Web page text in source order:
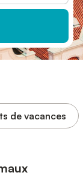
de vacances